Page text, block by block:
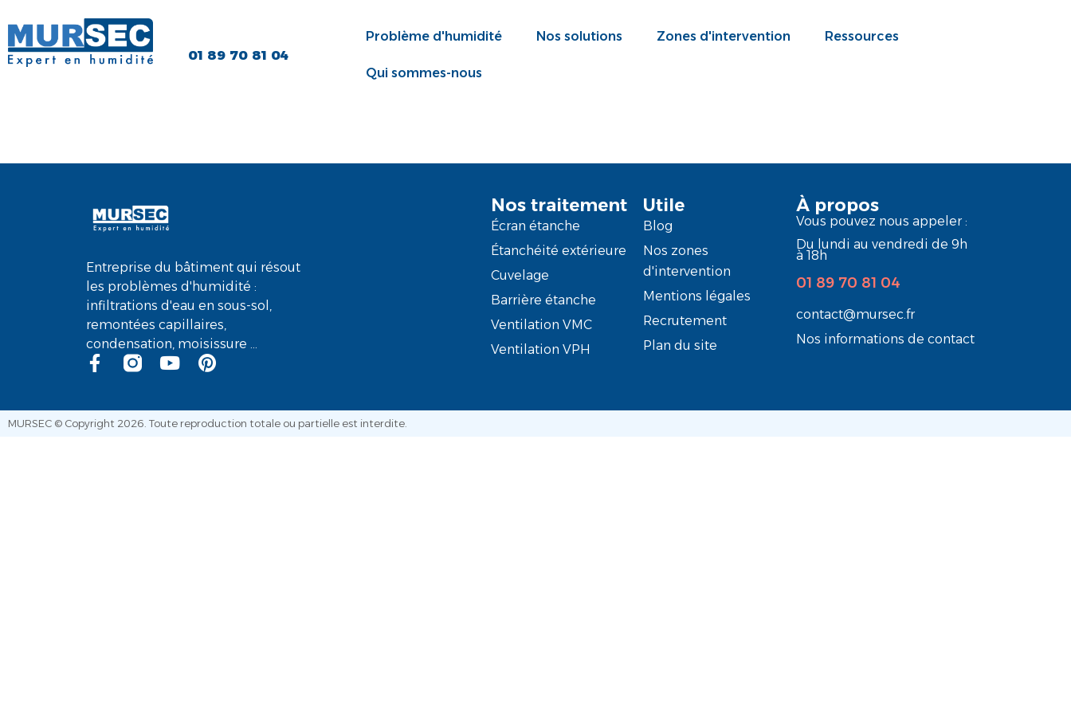
01 89 70 81 04
Problème d'humidité Nos solutions Zones d'intervention Ressources
Qui sommes-nous
Entreprise du bâtiment qui résout
les problèmes d'humidité :
infiltrations d'eau en sous-sol,
remontées capillaires,
condensation, moisissure ...
Nos traitement
Écran étanche
Étanchéité extérieure
Cuvelage
Barrière étanche
Ventilation VMC
Ventilation VPH
Utile
Blog
Nos zones
d'intervention
Mentions légales
Recrutement
Plan du site
À propos
Vous pouvez nous appeler :
Du lundi au vendredi de 9h
à 18h
01 89 70 81 04
contact@mursec.fr
Nos informations de contact
MURSEC © Copyright 2026. Toute reproduction totale ou partielle est interdite.